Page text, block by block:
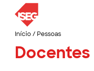
Início/ Pessoas
Docentes